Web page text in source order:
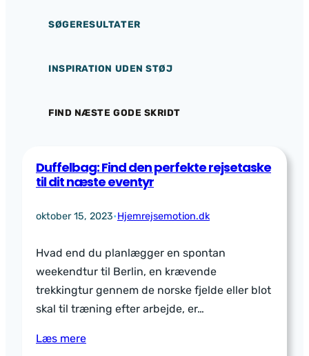
SØGERESULTATER
INSPIRATION UDEN STØJ
FIND NÆSTE GODE SKRIDT
Duffelbag: Find den perfekte rejsetaske
til dit næste eventyr
oktober 15, 2023•Hjemrejsemotion.dk
Hvad end du planlægger en spontan
weekendtur til Berlin, en krævende
trekkingtur gennem de norske fjelde eller blot
skal til træning efter arbejde, er…
Læs mere